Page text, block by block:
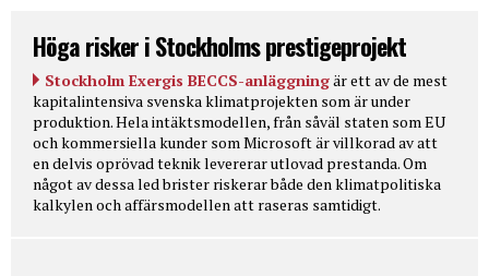
Höga risker i Stockholms prestigeprojekt
Stockholm Exergis BECCS-anläggningär ett av de mest
kapitalintensiva svenska klimatprojekten som är under
produktion. Hela intäktsmodellen, från såväl staten som EU
och kommersiella kunder som Microsoft är villkorad av att
en delvis oprövad teknik levererar utlovad prestanda. Om
något av dessa led brister riskerar både den klimatpolitiska
kalkylen och affärsmodellen att raseras samtidigt.